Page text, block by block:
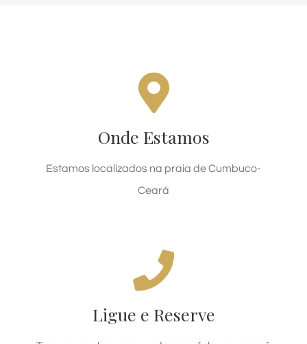
Onde Estamos
Estamos localizados na praia de Cumbuco-
Ceará
NOSSO ENDEREÇO
Av. dos Coqueiros, 2340 – Cumbuco – Ceará
SOLICITE CONTATO
Ligue e Reserve
ENTRE EM CONTATO!
Ligue+55 (85) 3318-7800 Hoje!